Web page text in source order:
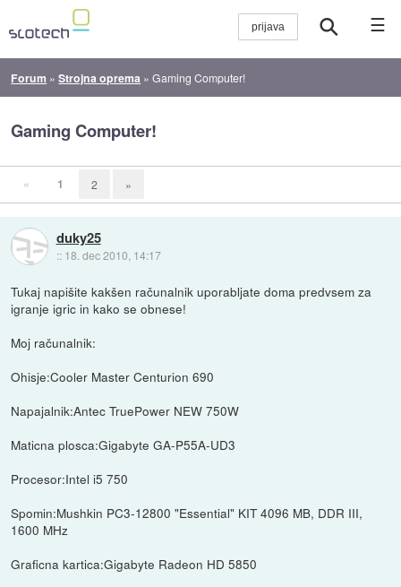
☰
Forum »Strojna oprema »Gaming Computer!
Gaming Computer!
« 1 2 »
duky25
:: 18. dec 2010, 14:17
Tukaj napišite kakšen računalnik uporabljate doma predvsem za
igranje igric in kako se obnese!
Moj računalnik:
Ohisje:Cooler Master Centurion 690
Napajalnik:Antec TruePower NEW 750W
Maticna plosca:Gigabyte GA-P55A-UD3
Procesor:Intel i5 750
Spomin:Mushkin PC3-12800 "Essential" KIT 4096 MB, DDR III,
1600 MHz
Graficna kartica:Gigabyte Radeon HD 5850